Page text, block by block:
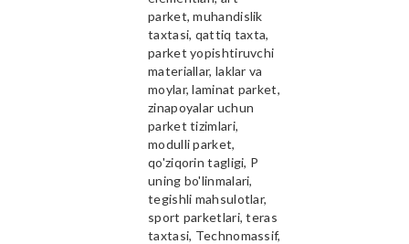
parket, muhandislik
taxtasi, qattiq taxta,
parket yopishtiruvchi
materiallar, laklar va
moylar, laminat parket,
zinapoyalar uchun
parket tizimlari,
modulli parket,
qo'ziqorin tagligi, P
uning bo'linmalari,
tegishli mahsulotlar,
sport parketlari, teras
taxtasi, Technomassif,